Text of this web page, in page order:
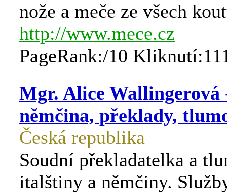
nože a meče ze všech
http://www.mece.cz
PageRank:/10
Mgr. Alice Wallingerová
němčina, překlady,
Česká republika
Soudní překladatelka a
italštiny a němčiny.